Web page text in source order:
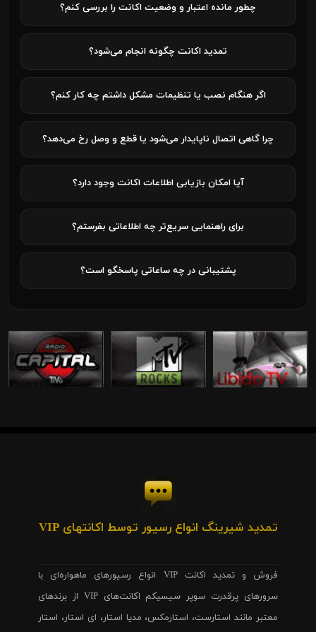
چطور مانده اعتبار و وضعیت اکانت را بررسی کنم؟
تمدید اکانت چگونه انجام می‌شود؟
اگر هنگام نصب یا تنظیمات مشکل داشتم چه کار کنم؟
چرا گاهی اتصال ناپایدار می‌شود یا قطع و وصل رخ می‌دهد؟
آیا امکان بازیابی اطلاعات اکانت وجود دارد؟
برای راهنمایی سریع‌تر چه اطلاعاتی بفرستم؟
پشتیبانی در چه ساعاتی پاسخگو است؟
تمدید شیرینگ انواع رسیور توسط اکانتهای VIP
فروش و تمدید اکانت VIP انواع رسیورهای ماهواره‌ای با
سرورهای پرقدرت سوپر سیسیکم اکانت‌های VIP از برندهای
معتبر مانند استارست، استارمکس، مدیا استار، ای استار، استار